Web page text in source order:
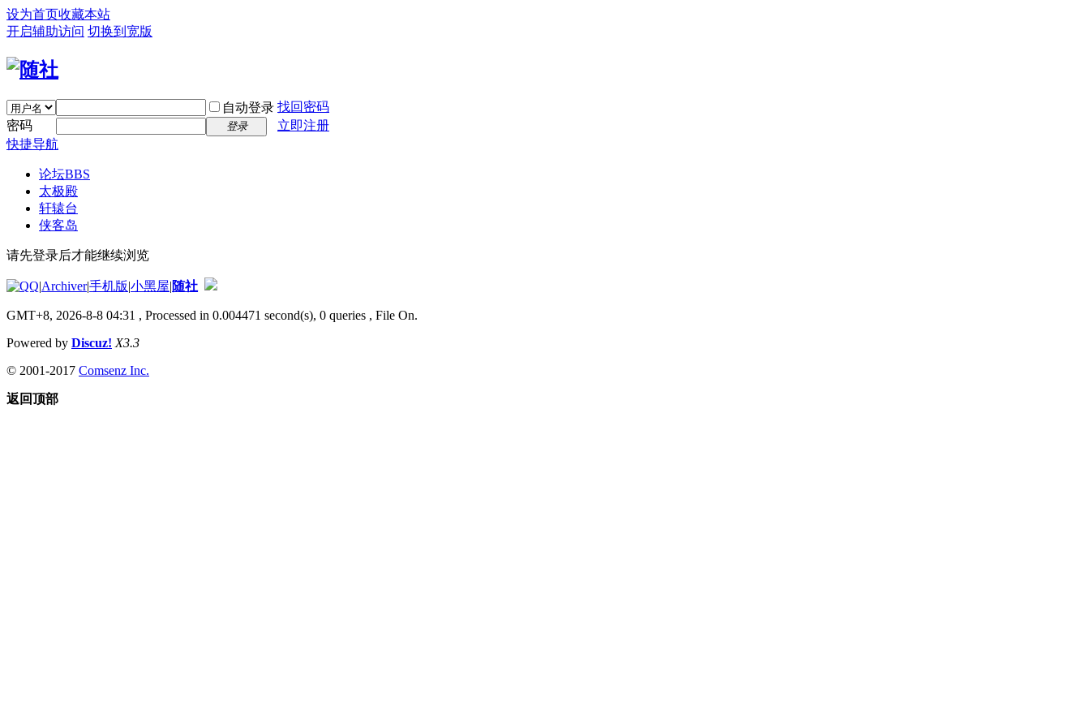
设为首页收藏本站
开启辅助访问 切换到宽版
自动登录 找回密码
密码
登录
立即注册
快捷导航
论坛BBS
太极殿
轩辕台
侠客岛
请先登录后才能继续浏览
|Archiver|手机版|小黑屋|随社
GMT+8, 2026-8-8 04:31 , Processed in 0.004471 second(s), 0 queries , File On.
Powered by Discuz! X3.3
© 2001-2017 Comsenz Inc.
返回顶部